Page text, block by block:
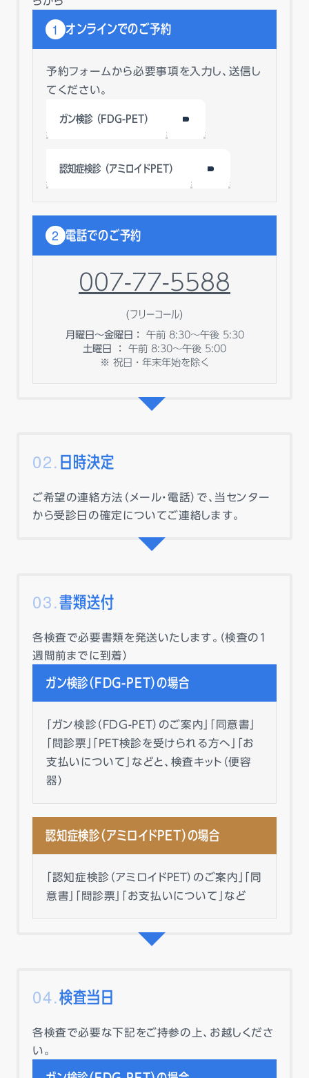
1 オンラインでのご予約
予約フォームから必要事項を入力し、送信し
てください。
ガン検診（FDG-PET）
認知症検診（アミロイドPET）
2 電話でのご予約
007-77-5588
(フリーコール)
月曜日～金曜日：
午前 8:30～午後 5:30
土曜日 ：
午前 8:30～午後 5:00
※ 祝日・年末年始を除く
日時決定
ご希望の連絡方法（メール・電話）で、当センター
から受診日の確定についてご連絡します。
書類送付
各検査で必要書類を発送いたします。（検査の1
週間前までに到着）
ガン検診（FDG-PET）の場合
「ガン検診（FDG-PET）のご案内」「同意書」
「問診票」「PET検診を受けられる方へ」「お
支払いについて」などと、検査キット（便容
器）
認知症検診（アミロイドPET）の場合
「認知症検診（アミロイドPET）のご案内」「同
意書」「問診票」「お支払いについて」など
検査当日
各検査で必要な下記をご持参の上、お越しくださ
い。